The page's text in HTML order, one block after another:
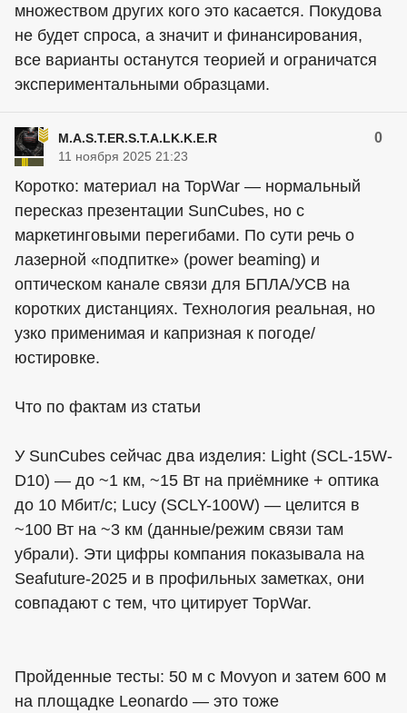
множеством других кого это касается. Покудова
не будет спроса, а значит и финансирования,
все варианты останутся теорией и ограничатся
экспериментальными образцами.
M.A.S.T.ER.S.T.A.LK.K.E.R 0
11 ноября 2025 21:23
Коротко: материал на TopWar — нормальный
пересказ презентации SunCubes, но с
маркетинговыми перегибами. По сути речь о
лазерной «подпитке» (power beaming) и
оптическом канале связи для БПЛА/УСВ на
коротких дистанциях. Технология реальная, но
узко применимая и капризная к погоде/
юстировке.
Что по фактам из статьи
У SunCubes сейчас два изделия: Light (SCL-15W-
D10) — до ~1 км, ~15 Вт на приёмнике + оптика
до 10 Мбит/с; Lucy (SCLY-100W) — целится в
~100 Вт на ~3 км (данные/режим связи там
убрали). Эти цифры компания показывала на
Seafuture-2025 и в профильных заметках, они
совпадают с тем, что цитирует TopWar.
Пройденные тесты: 50 м с Movyon и затем 600 м
на площадке Leonardo — это тоже